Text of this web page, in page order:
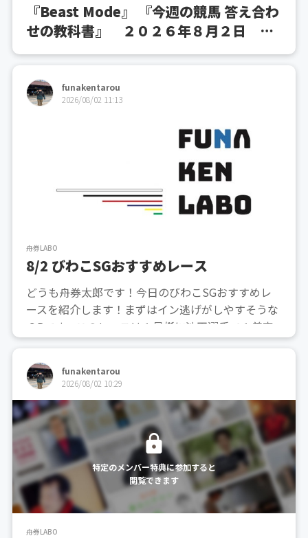
『Beast Mode』 『今週の競馬 答え合わ
せの教科書』 ２０２６年８月２日 複
勝１１連発！２週間で複勝７連発からの
funakentarou
2026/08/02 11:13
舟券LABO
8/2 びわこSGおすすめレース
どうも舟券太郎です！今日のびわこSGおすすめレ
ースを紹介します！まずはイン逃げがしやすそうな
６Rです。このレースは１号艇に池田選手で１着率
が７７％あります。また、出目確率もはっきりして
いて内側が有利なレースになります。さらに出目デ
ータも１−２が４５％と偏った数値になっていて１
funakentarou
2026/08/02 10:29
特定のメンバー特典に参加すると
閲覧できます
舟券LABO